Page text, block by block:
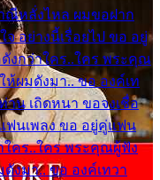
ณีหลั่งไหล ผมขอฝาก
จ อย่างนี้เรื่อยไป ขอ อยู่
ดังกว่าใคร..ใคร พระคุณ
ห้ผมดังมา.. ขอ องค์เท
น เถิดหนา ขอจงเชื่อ
ฟนเพลง ขอ อยู่คู่แฟน
ใคร..ใคร พระคุณผู้ฟัง
งมา.. ขอ องค์เทวา